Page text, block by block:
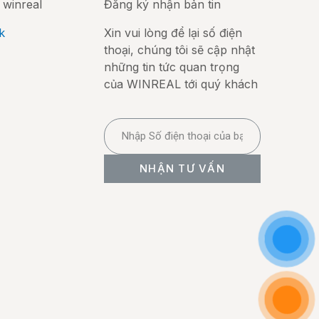
Đăng ký nhận bản tin
Xin vui lòng để lại số điện
thoại, chúng tôi sẽ cập nhật
những tin tức quan trọng
của WINREAL tới quý khách
NHẬN TƯ VẤN